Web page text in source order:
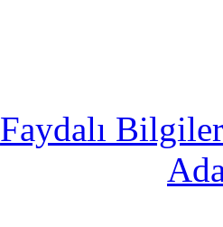
Faydalı Bilgiler